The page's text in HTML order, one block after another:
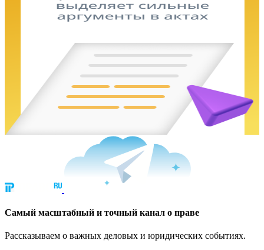
Cамый масштабный и точный канал о праве
Рассказываем о важных деловых и юридических событиях.